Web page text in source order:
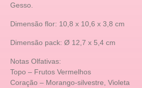
Gesso.
Dimensão flor: 10,8 x 10,6 x 3,8 cm
Dimensão pack: Ø 12,7 x 5,4 cm
Notas Olfativas:
Topo – Frutos Vermelhos
Coração – Morango-silvestre, Violeta